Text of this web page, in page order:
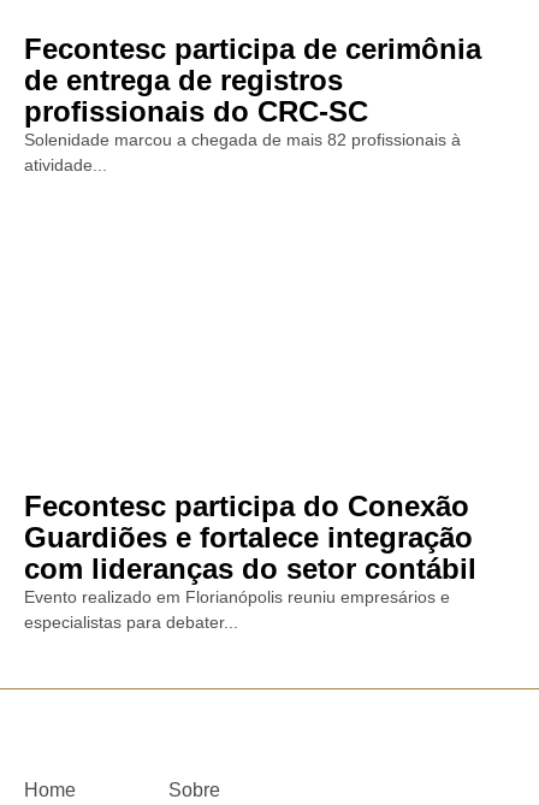
Fecontesc participa de cerimônia
de entrega de registros
profissionais do CRC-SC
Solenidade marcou a chegada de mais 82 profissionais à
atividade...
Fecontesc participa do Conexão
Guardiões e fortalece integração
com lideranças do setor contábil
Evento realizado em Florianópolis reuniu empresários e
especialistas para debater...
Home Sobre